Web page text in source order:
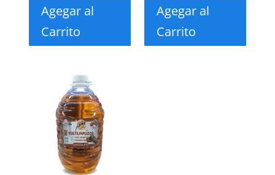
Agegar al
Carrito
Agegar al
Carrito